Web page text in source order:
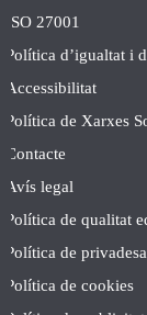
ISO 27001
Política d’igualtat i
Accessibilitat
Política de Xarxes
Contacte
Avís legal
Política de qualitat
Política de privadesa
Política de cookies